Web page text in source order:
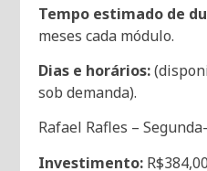
Tempo estimado de
meses cada módulo.
Dias e horários:
sob demanda).
Rafael Rafles –
Investimento: R$384,00